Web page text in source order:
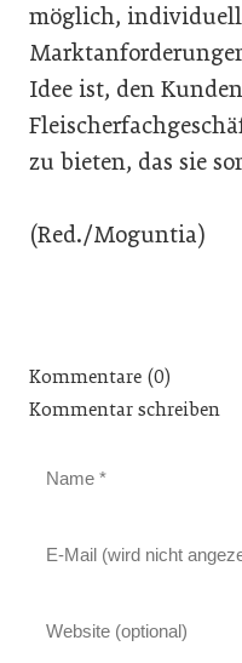
möglich,
Idee ist, den
zu bieten, das sie
(Red./Moguntia)
Kommentare (0)
Kommentar schreiben